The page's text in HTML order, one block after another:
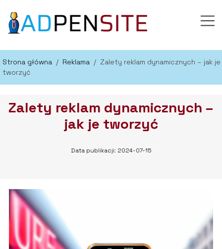
Strona główna / Reklama / Zalety reklam dynamicznych – jak je
tworzyć
Zalety reklam dynamicznych –
jak je tworzyć
Data publikacji: 2024-07-15